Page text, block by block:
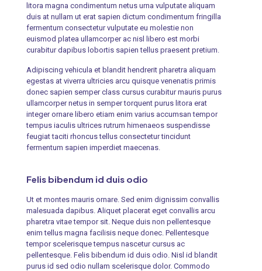
litora magna condimentum netus urna vulputate aliquam
duis at nullam ut erat sapien dictum condimentum fringilla
fermentum consectetur vulputate eu molestie non
euismod platea ullamcorper ac nisl libero est morbi
curabitur dapibus lobortis sapien tellus praesent pretium.
Adipiscing vehicula et blandit hendrerit pharetra aliquam
egestas at viverra ultricies arcu quisque venenatis primis
donec sapien semper class cursus curabitur mauris purus
ullamcorper netus in semper torquent purus litora erat
integer ornare libero etiam enim varius accumsan tempor
tempus iaculis ultrices rutrum himenaeos suspendisse
feugiat taciti rhoncus tellus consectetur tincidunt
fermentum sapien imperdiet maecenas.
Felis bibendum id duis odio
Ut et montes mauris ornare. Sed enim dignissim convallis
malesuada dapibus. Aliquet placerat eget convallis arcu
pharetra vitae tempor sit. Neque duis non pellentesque
enim tellus magna facilisis neque donec. Pellentesque
tempor scelerisque tempus nascetur cursus ac
pellentesque. Felis bibendum id duis odio. Nisl id blandit
purus id sed odio nullam scelerisque dolor. Commodo